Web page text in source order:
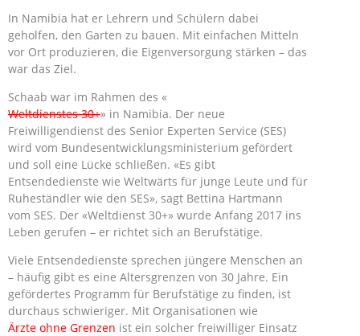
In Namibia hat er Lehrern und Schülern dabei
geholfen, den Garten zu bauen. Mit einfachen Mitteln
vor Ort produzieren, die Eigenversorgung stärken – das
war das Ziel.
Schaab war im Rahmen des «
Weltdienstes 30+» in Namibia. Der neue
Freiwilligendienst des Senior Experten Service (SES)
wird vom Bundesentwicklungsministerium gefördert
und soll eine Lücke schließen. «Es gibt
Entsendedienste wie Weltwärts für junge Leute und für
Ruheständler wie den SES», sagt Bettina Hartmann
vom SES. Der «Weltdienst 30+» wurde Anfang 2017 ins
Leben gerufen – er richtet sich an Berufstätige.
Viele Entsendedienste sprechen jüngere Menschen an
– häufig gibt es eine Altersgrenzen von 30 Jahre. Ein
gefördertes Programm für Berufstätige zu finden, ist
durchaus schwieriger. Mit Organisationen wie
Ärzte ohne Grenzen ist ein solcher freiwilliger Einsatz